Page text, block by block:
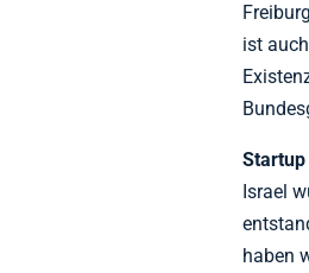
ist
Israel
haben